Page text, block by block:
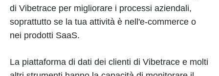
di Vibetrace per migliorare i processi aziendali,
soprattutto se la tua attività è nell'e-commerce o
nei prodotti SaaS.
La piattaforma di dati dei clienti di Vibetrace e molti